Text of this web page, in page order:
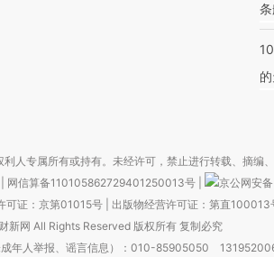
人专属所有或持有。未经许可，禁止进行转载、摘编
网信算备110105862729401250013号
京公网安
可证：京第01015号| 出版物经营许可证：第直100013
新网 All Rights Reserved 版权所有 复制必究
成年人举报、谣言信息）：010-85905050